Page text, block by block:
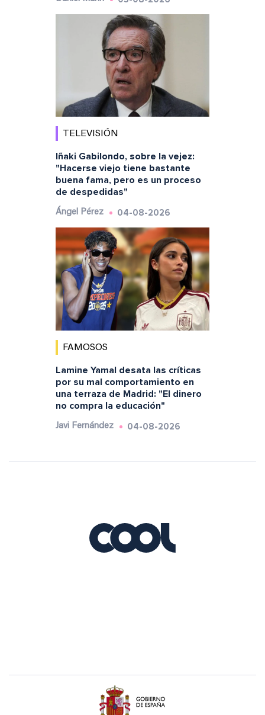
TELEVISIÓN
Iñaki Gabilondo, sobre la vejez:
"Hacerse viejo tiene bastante
buena fama, pero es un proceso
de despedidas"
Ángel Pérez 04-08-2026
FAMOSOS
Lamine Yamal desata las críticas
por su mal comportamiento en
una terraza de Madrid: "El dinero
no compra la educación"
Javi Fernández 04-08-2026